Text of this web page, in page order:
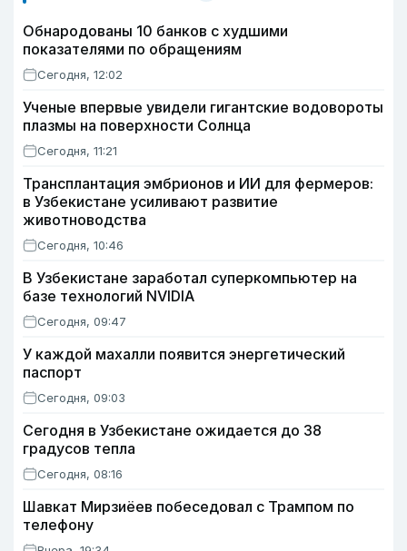
Обнародованы 10 банков с худшими
показателями по обращениям
Сегодня, 12:02
Ученые впервые увидели гигантские водовороты
плазмы на поверхности Солнца
Сегодня, 11:21
Трансплантация эмбрионов и ИИ для фермеров:
в Узбекистане усиливают развитие
животноводства
Сегодня, 10:46
В Узбекистане заработал суперкомпьютер на
базе технологий NVIDIA
Сегодня, 09:47
У каждой махалли появится энергетический
паспорт
Сегодня, 09:03
Сегодня в Узбекистане ожидается до 38
градусов тепла
Сегодня, 08:16
Шавкат Мирзиёев побеседовал с Трампом по
телефону